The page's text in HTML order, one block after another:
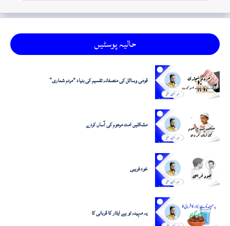
حالیہ پوسٹیں
قومی وسائل کی منصفانہ تقسیم کی بنیاد "مردم شماری”
مشکلیں امت مرحوم کی آساں کردے
خود فریبی
یہ مہینہ تو ہے ایثار کا قربانی کا